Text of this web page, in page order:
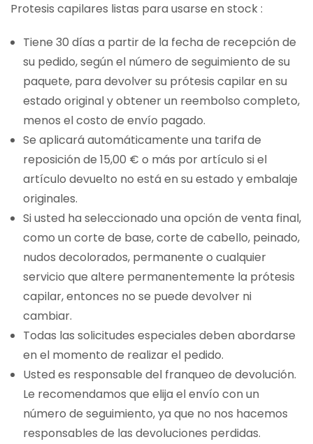
Protesis capilares listas para usarse en stock :
Tiene 30 días a partir de la fecha de recepción de
su pedido, según el número de seguimiento de su
paquete, para devolver su prótesis capilar en su
estado original y obtener un reembolso completo,
menos el costo de envío pagado.
Se aplicará automáticamente una tarifa de
reposición de 15,00 € o más por artículo si el
artículo devuelto no está en su estado y embalaje
originales.
Si usted ha seleccionado una opción de venta final,
como un corte de base, corte de cabello, peinado,
nudos decolorados, permanente o cualquier
servicio que altere permanentemente la prótesis
capilar, entonces no se puede devolver ni
cambiar.
Todas las solicitudes especiales deben abordarse
en el momento de realizar el pedido.
Usted es responsable del franqueo de devolución.
Le recomendamos que elija el envío con un
número de seguimiento, ya que no nos hacemos
responsables de las devoluciones perdidas.